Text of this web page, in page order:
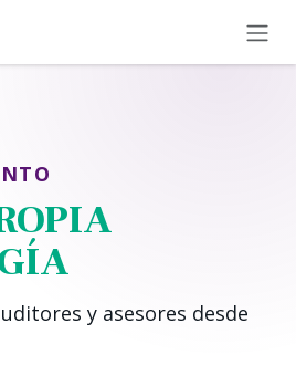
y asesores desde